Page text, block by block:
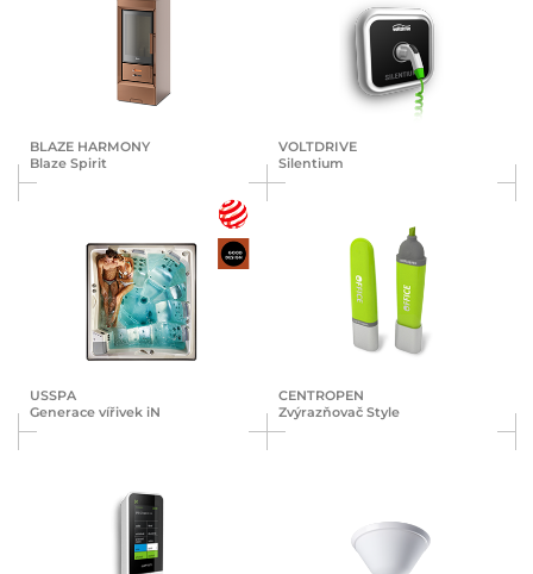
BLAZE HARMONY
Blaze Spirit
VOLTDRIVE
Silentium
USSPA
Generace vířivek iN
CENTROPEN
Zvýrazňovač Style